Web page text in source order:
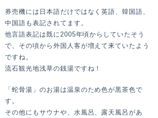
券売機には日本語だけではなく英語、韓国語、
中国語も表記されてます。
他言語表記は既に2005年頃からしていたそう
で、その頃から外国人客が増えて来ていたよう
ですね。
流石観光地浅草の銭湯ですね！
「蛇骨湯」のお湯は温泉のため色が黒茶色で
す。
その他にもサウナや、水風呂、露天風呂があ